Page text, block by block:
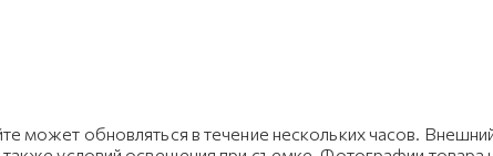
может обновляться в течение нескольких часов.